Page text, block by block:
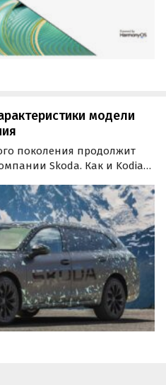
модели
поколения продолжит
Skoda. Как и Kodiaq
и лифтбек, сообщают